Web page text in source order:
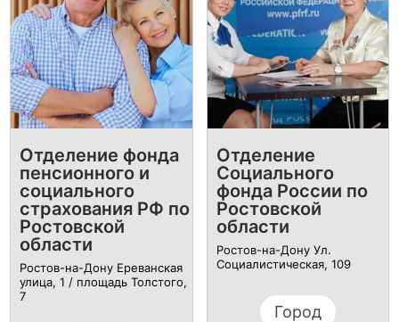
Отделение фонда
пенсионного и
социального
страхования РФ по
Ростовской
области
Ростов-на-Дону Ереванская
улица, 1 / площадь Толстого,
7
Отделение
Социального
фонда России по
Ростовской
области
Ростов-на-Дону Ул.
Социалистическая, 109
Город